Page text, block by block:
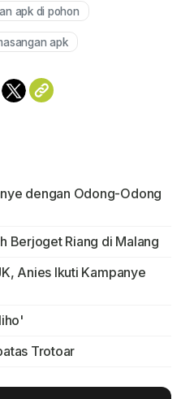
apk di pohon
apk
dengan Odong-Odong
Berjoget Riang di Malang
Anies Ikuti Kampanye
Trotoar